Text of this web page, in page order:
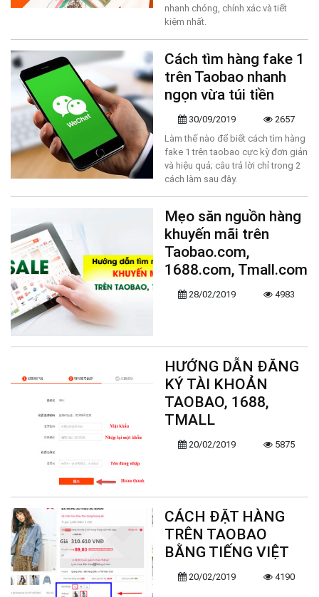
nhanh chóng, chính xác và tiết
kiệm nhất.
Cách tìm hàng fake 1
trên Taobao nhanh
ngọn vừa túi tiền
30/09/2019
2657
Làm thế nào để biết cách tìm hàng
fake 1 trên taobao cực kỳ đơn giản
và hiệu quả; câu trả lời chỉ trong 2
cách làm sau đây.
Mẹo săn nguồn hàng
khuyến mãi trên
Taobao.com,
1688.com, Tmall.com
28/02/2019 4983
HƯỚNG DẪN ĐĂNG
KÝ TÀI KHOẢN
TAOBAO, 1688,
TMALL
20/02/2019 5875
CÁCH ĐẶT HÀNG
TRÊN TAOBAO
BẰNG TIẾNG VIỆT
20/02/2019 4190